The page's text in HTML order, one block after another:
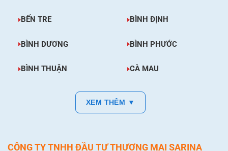
BẾN TRE BÌNH ĐỊNH
BÌNH DƯƠNG BÌNH PHƯỚC
BÌNH THUẬN CÀ MAU
XEM THÊM ▼
CÔNG TY TNHH ĐẦU TƯ THƯƠNG MẠI SARINA